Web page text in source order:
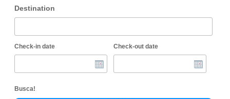
Destination
Check-in date Check-out date
Busca!